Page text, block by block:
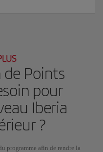
Points
pour
Iberia
?
programme afin de rendre la